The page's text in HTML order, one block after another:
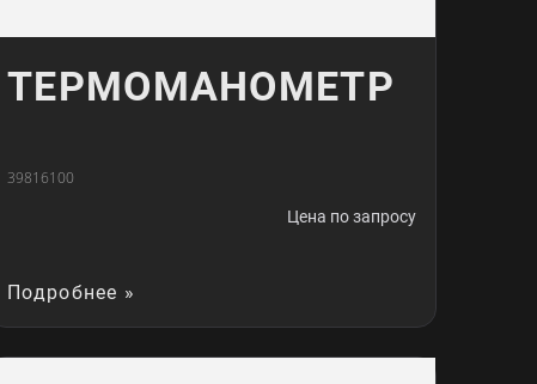
ТЕРМОМАНОМЕТР
39816100
Цена по запросу
Подробнее »